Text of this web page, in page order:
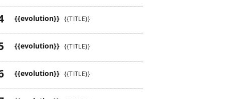
{{evolution}} {{TITLE}}
{{evolution}} {{TITLE}}
{{evolution}} {{TITLE}}